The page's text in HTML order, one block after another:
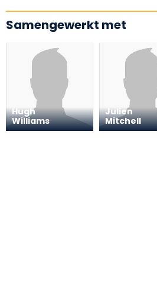
Samengewerkt met
Hugh
Williams
Julien
Mitchell